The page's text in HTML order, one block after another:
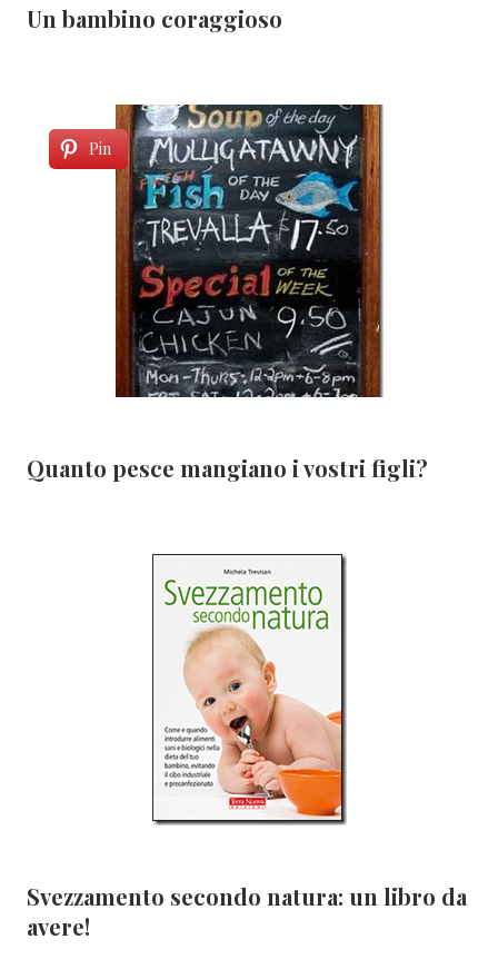
Un bambino coraggioso
Pin
Quanto pesce mangiano i vostri figli?
Svezzamento secondo natura: un libro da
avere!